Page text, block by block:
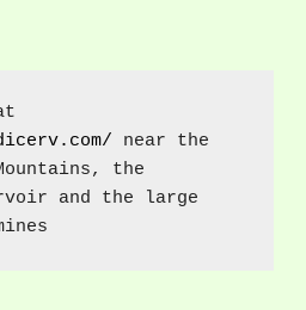
near the
the
and the large